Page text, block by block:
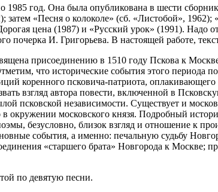
1985 год. Она была опубликована в шести
затем «Песня о колоколе» (сб. «Листобой»,
цена (1987) и «Русский урок» (1991). Надо
почерка И. Григорьева. В настоящей работе,
присоединению в 1510 году Пскова к
что исторические события этого периода
коренного псковича-патриота,
взгляд автора повести, включенной в
псковской независимости. Существует и
московского князя. Подробный
безусловно, близок взгляд и отношение к
события, а именно: печальную судьбу
«старшего брата» Новгорода к
по девятую песни.